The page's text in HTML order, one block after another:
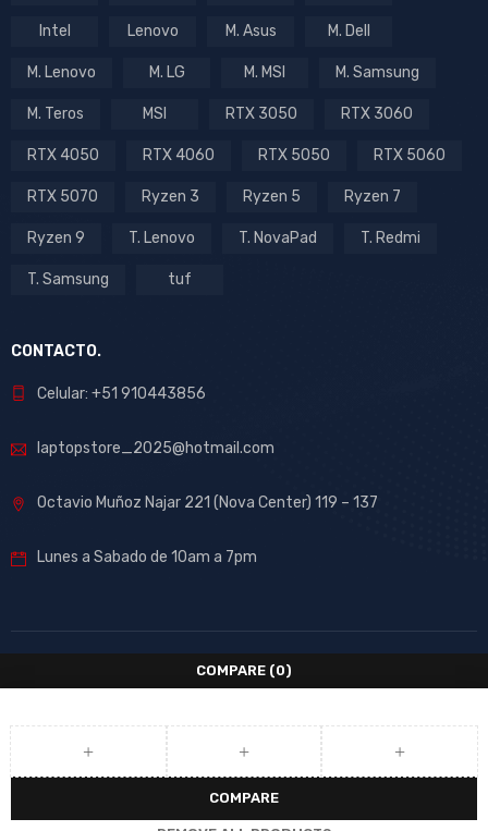
Intel Lenovo M. Asus M. Dell
M. Lenovo M. LG M. MSI M. Samsung
M. Teros MSI RTX 3050 RTX 3060
RTX 4050 RTX 4060 RTX 5050 RTX 5060
RTX 5070 Ryzen 3 Ryzen 5 Ryzen 7
Ryzen 9 T. Lenovo T. NovaPad T. Redmi
T. Samsung tuf
CONTACTO.
Celular: +51 910443856
laptopstore_2025@hotmail.com
Octavio Muñoz Najar 221 (Nova Center) 119 – 137
Lunes a Sabado de 10am a 7pm
COMPARE (0)
COMPARE